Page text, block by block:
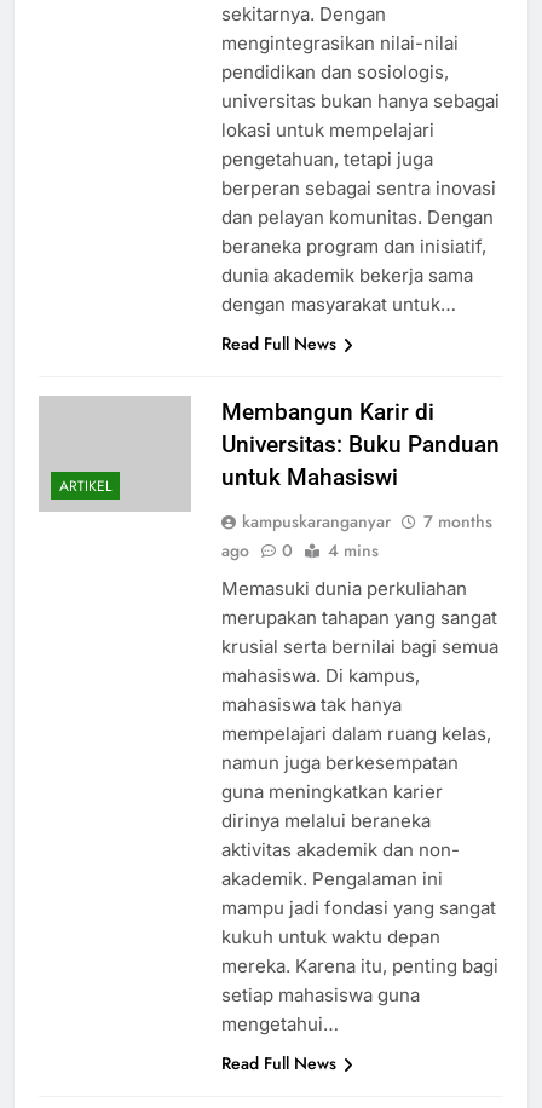
sekitarnya. Dengan
mengintegrasikan nilai-nilai
pendidikan dan sosiologis,
universitas bukan hanya sebagai
lokasi untuk mempelajari
pengetahuan, tetapi juga
berperan sebagai sentra inovasi
dan pelayan komunitas. Dengan
beraneka program dan inisiatif,
dunia akademik bekerja sama
dengan masyarakat untuk…
Read Full News
ARTIKEL
Membangun Karir di
Universitas: Buku Panduan
untuk Mahasiswi
kampuskaranganyar
7 months
ago
0 4 mins
Memasuki dunia perkuliahan
merupakan tahapan yang sangat
krusial serta bernilai bagi semua
mahasiswa. Di kampus,
mahasiswa tak hanya
mempelajari dalam ruang kelas,
namun juga berkesempatan
guna meningkatkan karier
dirinya melalui beraneka
aktivitas akademik dan non-
akademik. Pengalaman ini
mampu jadi fondasi yang sangat
kukuh untuk waktu depan
mereka. Karena itu, penting bagi
setiap mahasiswa guna
mengetahui…
Read Full News